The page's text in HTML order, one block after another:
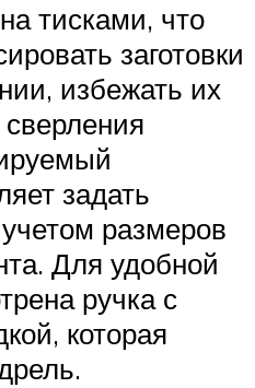
тисками, что
заготовки
избежать их
задать
размеров
Для удобной
ручка с
которая